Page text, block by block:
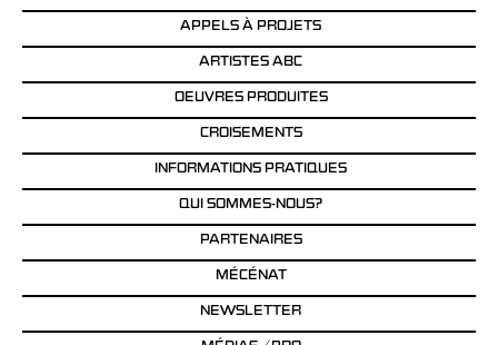
APPELS À PROJETS
ARTISTES ABC
OEUVRES PRODUITES
CROISEMENTS
INFORMATIONS PRATIQUES
QUI SOMMES-NOUS?
PARTENAIRES
MÉCÉNAT
NEWSLETTER